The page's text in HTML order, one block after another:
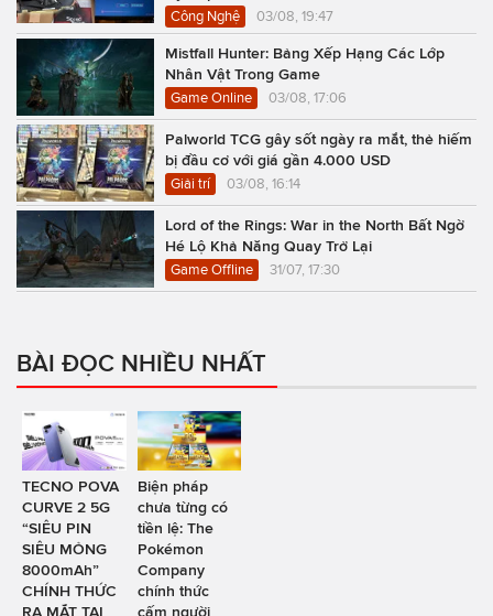
Công Nghệ 03/08, 19:47
Mistfall Hunter: Bảng Xếp Hạng Các Lớp
Nhân Vật Trong Game
Game Online 03/08, 17:06
Palworld TCG gây sốt ngày ra mắt, thẻ hiếm
bị đầu cơ với giá gần 4.000 USD
Giải trí 03/08, 16:14
Lord of the Rings: War in the North Bất Ngờ
Hé Lộ Khả Năng Quay Trở Lại
Game Offline 31/07, 17:30
BÀI ĐỌC NHIỀU NHẤT
TECNO POVA
CURVE 2 5G
“SIÊU PIN
SIÊU MỎNG
8000mAh”
CHÍNH THỨC
RA MẮT TẠI
Biện pháp
chưa từng có
tiền lệ: The
Pokémon
Company
chính thức
cấm người